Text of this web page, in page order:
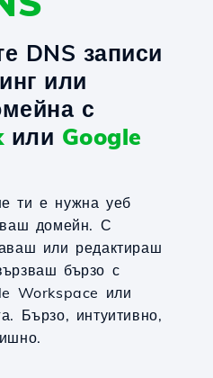
DNS записи
или
с
или Google
ти е нужна уеб
домейн. С
или редактираш
бързо с
Workspace или
Бързо, интуитивно,